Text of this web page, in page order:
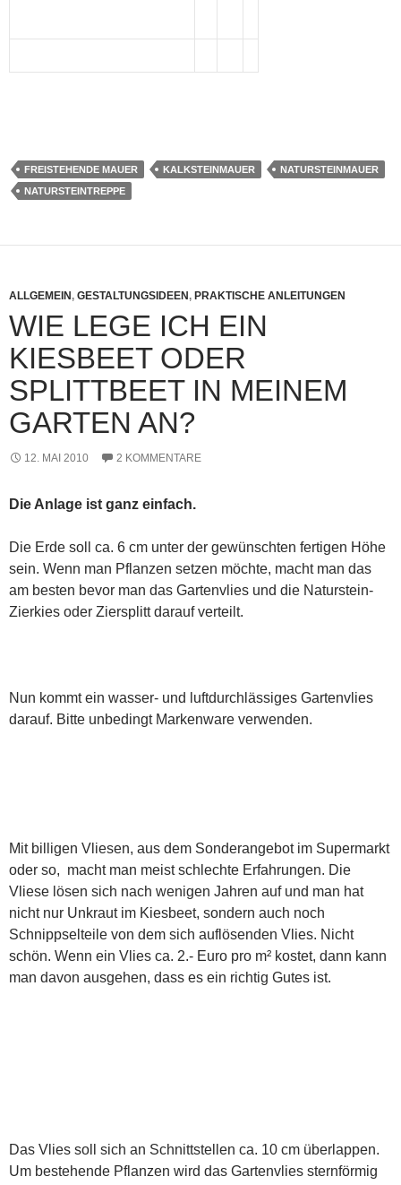
FREISTEHENDE MAUER KALKSTEINMAUER
NATURSTEINMAUER
NATURSTEINTREPPE
ALLGEMEIN, GESTALTUNGSIDEEN, PRAKTISCHE ANLEITUNGEN
WIE LEGE ICH EIN
KIESBEET ODER
SPLITTBEET IN MEINEM
GARTEN AN?
12. MAI 2010 2 KOMMENTARE
Die Anlage ist ganz einfach.
Die Erde soll ca. 6 cm unter der gewünschten fertigen Höhe
sein. Wenn man Pflanzen setzen möchte, macht man das
am besten bevor man das Gartenvlies und die Naturstein-
Zierkies oder Ziersplitt darauf verteilt.
Nun kommt ein wasser- und luftdurchlässiges Gartenvlies
darauf. Bitte unbedingt Markenware verwenden.
Mit billigen Vliesen, aus dem Sonderangebot im Supermarkt
oder so, macht man meist schlechte Erfahrungen. Die
Vliese lösen sich nach wenigen Jahren auf und man hat
nicht nur Unkraut im Kiesbeet, sondern auch noch
Schnippselteile von dem sich auflösenden Vlies. Nicht
schön. Wenn ein Vlies ca. 2.- Euro pro m² kostet, dann kann
man davon ausgehen, dass es ein richtig Gutes ist.
Das Vlies soll sich an Schnittstellen ca. 10 cm überlappen.
Um bestehende Pflanzen wird das Gartenvlies sternförmig